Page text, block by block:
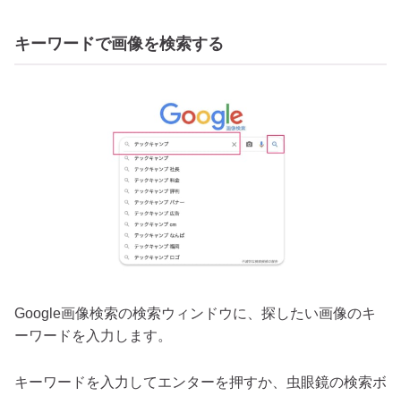
キーワードで画像を検索する
Google画像検索の検索ウィンドウに、探したい画像のキ
ーワードを入力します。
キーワードを入力してエンターを押すか、虫眼鏡の検索ボ